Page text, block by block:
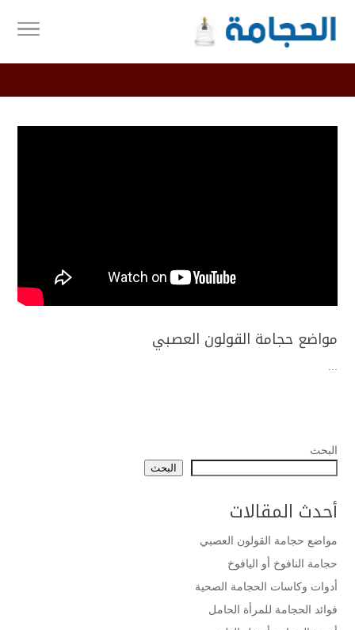
مواضع حجامة القولون العصبي
...
البحث
البحث
أحدث المقالات
مواضع حجامة القولون العصبي
حجامة النافوخ أو اليافوخ
أدوات وكاسات الحجامة الصحية
فوائد الحجامة للمرأة الحامل